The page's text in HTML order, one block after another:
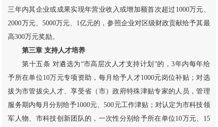
三年内其企业或成果实现年营业收入或增加额首次超过1000万元、
2000万元、5000万元、1亿元的，参照企业对区级财政贡献给予其最
高300万元奖励。
第三章 支持人才培养
第十五条 对遴选为“市高层次人才支持计划”的，3年内每年给
予所在单位10万元专项资助，每月给予人才1000元岗位补贴；对选
拔为市管拔尖人才、享受省（市）政府特殊津贴专家的人员，管理
服务期内每月分别给予1000元、500元工作津贴；对认定为市科技领
军人物、市科技创新团队的，一次性分别给予所在单位10万元、15